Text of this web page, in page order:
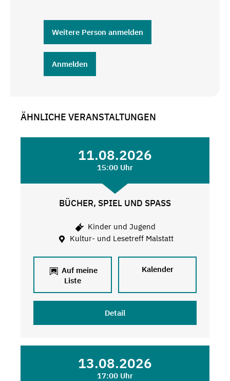
Weitere Person anmelden
Anmelden
ÄHNLICHE VERANSTALTUNGEN
11.08.2026
15:00 Uhr
BÜCHER, SPIEL UND SPASS
Kinder und Jugend
Kultur- und Lesetreff Malstatt
Auf meine
Liste
Kalender
Detail
13.08.2026
17:00 Uhr